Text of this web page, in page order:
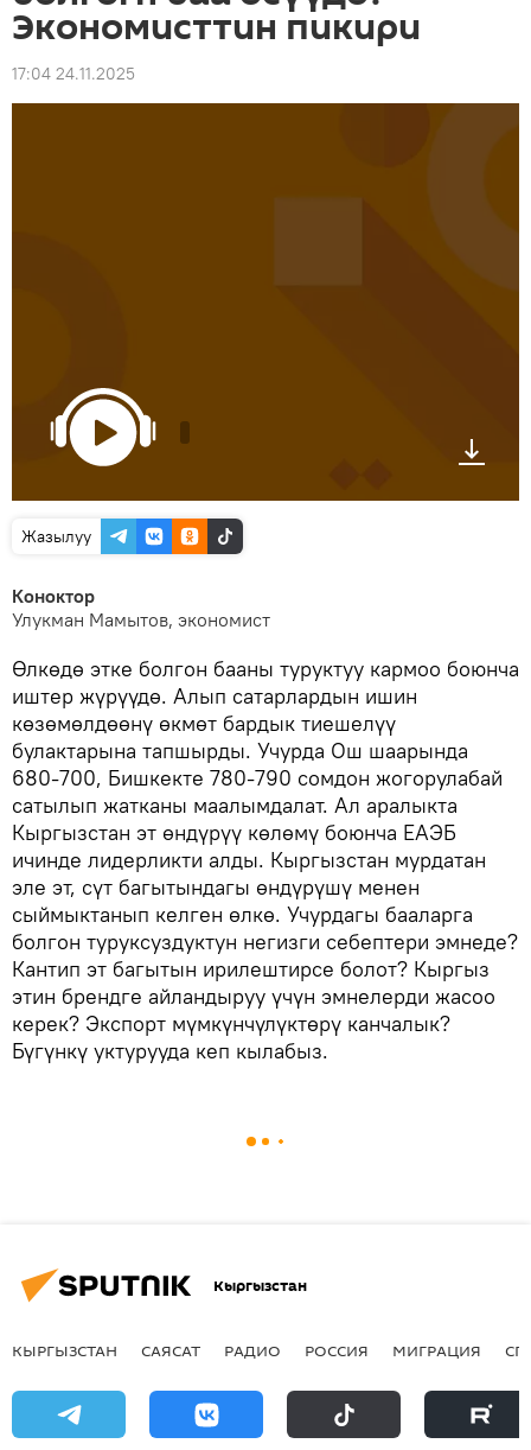
Экономисттин пикири
17:04 24.11.2025
Жазылуу
Коноктор
Улукман Мамытов, экономист
Өлкөдө этке болгон бааны туруктуу кармоо боюнча
иштер жүрүүдө. Алып сатарлардын ишин
көзөмөлдөөнү өкмөт бардык тиешелүү
булактарына тапшырды. Учурда Ош шаарында
680-700, Бишкекте 780-790 сомдон жогорулабай
сатылып жатканы маалымдалат. Ал аралыкта
Кыргызстан эт өндүрүү көлөмү боюнча ЕАЭБ
ичинде лидерликти алды. Кыргызстан мурдатан
эле эт, сүт багытындагы өндүрүшү менен
сыймыктанып келген өлкө. Учурдагы бааларга
болгон туруксуздуктун негизги себептери эмнеде?
Кантип эт багытын ирилештирсе болот? Кыргыз
этин брендге айландыруу үчүн эмнелерди жасоо
керек? Экспорт мүмкүнчүлүктөрү канчалык?
Бүгүнкү уктурууда кеп кылабыз.
Кыргызстан
КЫРГЫЗСТАН САЯСАТ РАДИО РОССИЯ МИГРАЦИЯ